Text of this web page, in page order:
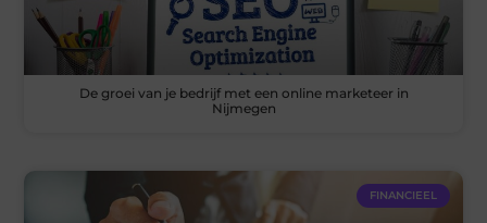
De groei van je bedrijf met een online marketeer in
Nijmegen
FINANCIEEL